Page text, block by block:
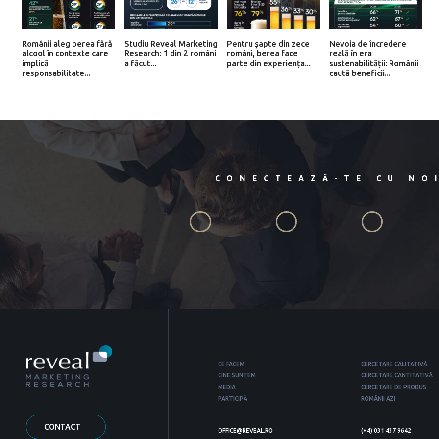
Românii aleg berea fără
alcool în contexte care
implică
responsabilitate...
Studiu Reveal Marketing
Research: 1 din 2 români
a făcut...
Pentru șapte din zece
români, berea face
parte din experiența...
Nevoia de încredere
reală în era
sustenabilității: Românii
caută beneficii...
CONECTEAZĂ-TE CU
CONTACT
CE FACEM
CINE SUNTEM
MEDIA
PARTICIPĂ
OFFICE@REVEAL.RO
CERCETARE CALITATIVĂ
CERCETARE CANTITATIVĂ
CERCETARE DE PRODUS
ROMÂNII AZI
(+4) 031 437 9642